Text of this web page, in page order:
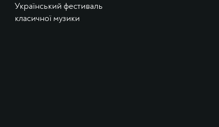
Український фестиваль
класичної музики